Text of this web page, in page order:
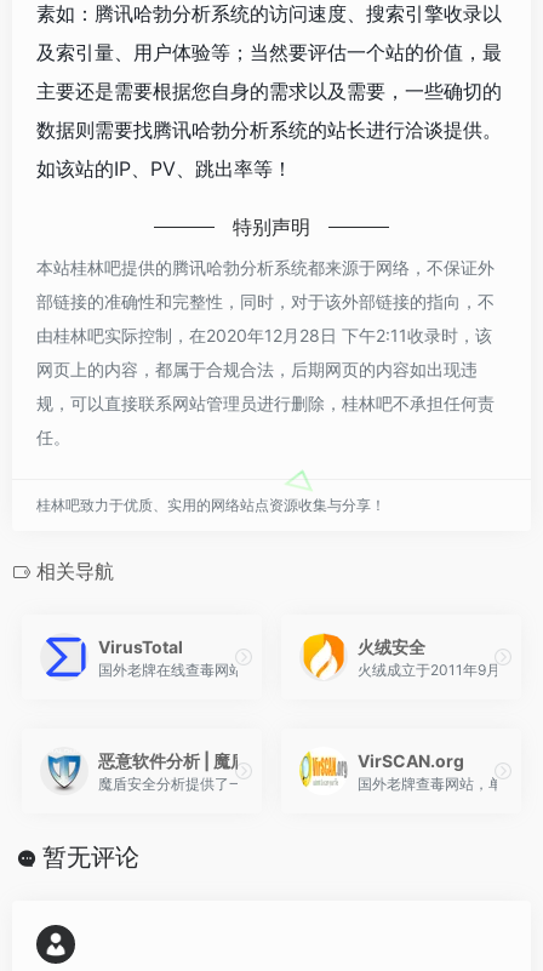
素如：腾讯哈勃分析系统的访问速度、搜索引擎收录以
及索引量、用户体验等；当然要评估一个站的价值，最
主要还是需要根据您自身的需求以及需要，一些确切的
数据则需要找腾讯哈勃分析系统的站长进行洽谈提供。
如该站的IP、PV、跳出率等！
特别声明
本站桂林吧提供的腾讯哈勃分析系统都来源于网络，不保证外
部链接的准确性和完整性，同时，对于该外部链接的指向，不
由桂林吧实际控制，在2020年12月28日 下午2:11收录时，该
网页上的内容，都属于合规合法，后期网页的内容如出现违
规，可以直接联系网站管理员进行删除，桂林吧不承担任何责
任。
桂林吧致力于优质、实用的网络站点资源收集与分享！
相关导航
VirusTotal
国外老牌在线查毒网站，聚合多个杀毒引擎对文件进行侦测
火绒安全
火绒成立于2011年9月，是
恶意软件分析 | 魔盾安全
魔盾安全分析提供了一个免费的基于虚拟执行的恶意软件及网页链
VirSCAN.org
国外老牌查毒网站，单文件
暂无评论